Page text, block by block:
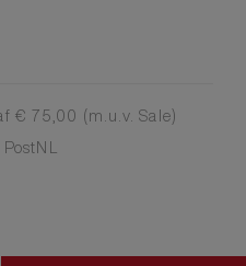
€ 75,00 (m.u.v. Sale)